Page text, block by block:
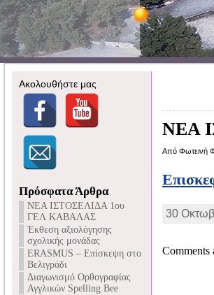
Ακολουθήστε μας
Πρόσφατα Άρθρα
NEA ΙΣΤΟΣΕΛΙΔΑ 1ου
ΓΕΛ ΚΑΒΑΛΑΣ
Έκθεση αξιολόγησης
σχολικής μονάδας
ERASMUS – Επίσκεψη στο
Βελιγράδι
Διαγωνισμό Ορθογραφίας
Αγγλικών Spelling Bee
NEA
Από Φωτεινή
30
Comments